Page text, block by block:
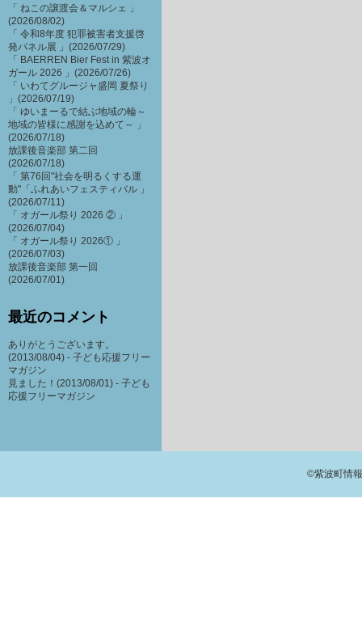
「 ねこの譲渡会＆マルシェ 」
(2026/08/02)
「 令和8年度 犯罪被害者支援啓
発パネル展 」(2026/07/29)
「 BAERREN Bier Fest in 紫波オ
ガール 2026 」(2026/07/26)
「 いわてグルージャ盛岡 夏祭り
」(2026/07/19)
「 ゆいまーるで結ぶ地域の輪～
地域の皆様に感謝を込めて～ 」
(2026/07/18)
放課後音楽部 第二回
(2026/07/18)
「 第76回"社会を明るくする運
動"「ふれあいフェスティバル 」
(2026/07/11)
「 オガール祭り 2026 ② 」
(2026/07/04)
「 オガール祭り 2026① 」
(2026/07/03)
放課後音楽部 第一回
(2026/07/01)
最近のコメント
ありがとうございます。
(2013/08/04) - 子ども応援フリー
マガジン
見ました！(2013/08/01) - 子ども
応援フリーマガジン
©紫波町情